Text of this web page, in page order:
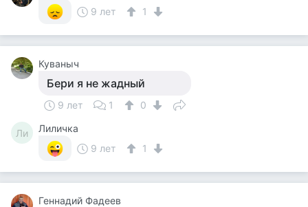
9 лет
1
Куваныч
Бери я не жадный
9 лет 1 0
Ли
Лиличка
9 лет
1
Геннадий Фадеев